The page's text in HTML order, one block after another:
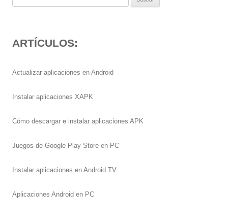
ARTÍCULOS:
Actualizar aplicaciones en Android
Instalar aplicaciones XAPK
Cómo descargar e instalar aplicaciones APK
Juegos de Google Play Store en PC
Instalar aplicaciones en Android TV
Aplicaciones Android en PC